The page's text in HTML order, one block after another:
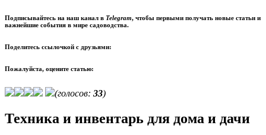
Подписывайтесь на наш канал в Telegram, чтобы первыми получать новые статьи и
важнейшие события в мире садоводства.
Поделитесь ссылочкой с друзьями:
Пожалуйста, оцените статью:
(голосов: 33)
Техника и инвентарь для дома и дачи